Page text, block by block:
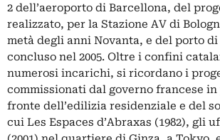
2 dell’aeroporto di Barcellona, del
realizzato, per la Stazione AV di
metà degli anni Novanta, e del porto di
concluso nel 2005. Oltre i confini
numerosi incarichi, si ricordano i
commissionati dal governo francese
fronte dell’edilizia residenziale e del
cui Les Espaces d’Abraxas (1982), gli